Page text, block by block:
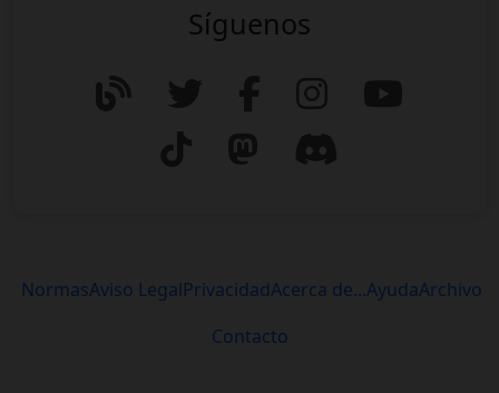
Síguenos
NormasAviso LegalPrivacidadAcerca de...AyudaArchivo
Contacto